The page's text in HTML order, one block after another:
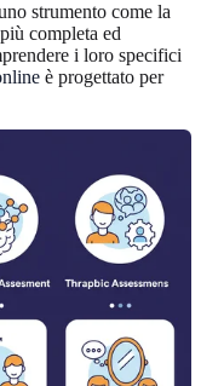
strumento come la
completa ed
i loro specifici
è progettato per